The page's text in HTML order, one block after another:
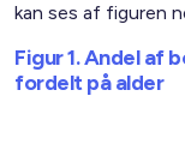
kan ses af figuren
Figur 1. Andel af
fordelt på alder